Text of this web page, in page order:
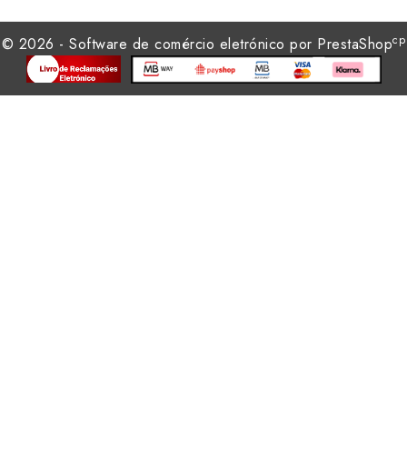
© 2026 - Software de comércio eletrónico por PrestaShopcp